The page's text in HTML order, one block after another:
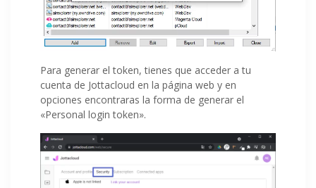
Para generar el token, tienes que acceder a tu
cuenta de Jottacloud en la página web y en
opciones encontraras la forma de generar el
«Personal login token».